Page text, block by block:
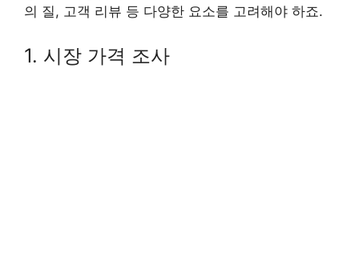
의 질, 고객 리뷰 등 다양한 요소를 고려해야 하죠.
1. 시장 가격 조사